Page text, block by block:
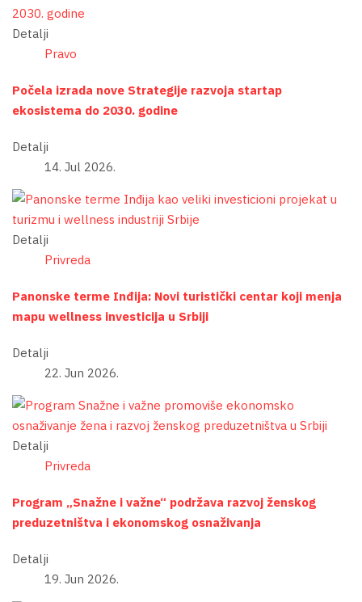
Detalji
Pravo
Počela izrada nove Strategije razvoja startap
ekosistema do 2030. godine
Detalji
14. Jul 2026.
Detalji
Privreda
Panonske terme Inđija: Novi turistički centar koji menja
mapu wellness investicija u Srbiji
Detalji
22. Jun 2026.
Detalji
Privreda
Program „Snažne i važne“ podržava razvoj ženskog
preduzetništva i ekonomskog osnaživanja
Detalji
19. Jun 2026.